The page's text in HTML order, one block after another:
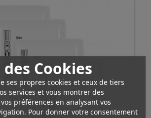
Cookies
ses propres cookies et ceux de tiers
services et vous montrer des
préférences en analysant vos
Pour donner votre consentement